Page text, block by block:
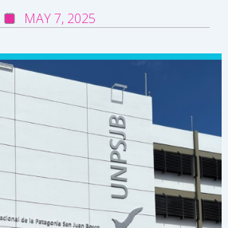
MAY 7, 2025